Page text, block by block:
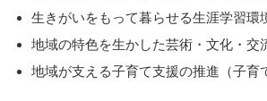
生きがいをもって暮らせる生涯学習環
地域の特色を生かした芸術・文化・交
地域が支える子育て支援の推進（子育